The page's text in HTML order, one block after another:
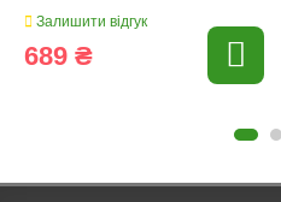
Залишити відгук
689 ₴